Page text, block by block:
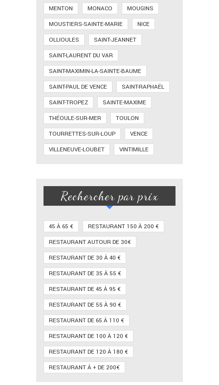
MENTON
MONACO
MOUGINS
MOUSTIERS-SAINTE-MARIE
NICE
OLLIOULES
SAINT-JEANNET
SAINT-LAURENT DU VAR
SAINT-MAXIMIN-LA-SAINTE-BAUME
SAINT-PAUL DE VENCE
SAINT-RAPHAËL
SAINT-TROPEZ
SAINTE-MAXIME
THÉOULE-SUR-MER
TOULON
TOURRETTES-SUR-LOUP
VENCE
VILLENEUVE-LOUBET
VINTIMILLE
Rechercher par prix
45 À 65 €
RESTAURANT 150 À 200 €
RESTAURANT AUTOUR DE 30€
RESTAURANT DE 30 À 40 €
RESTAURANT DE 35 À 55 €
RESTAURANT DE 45 À 95 €
RESTAURANT DE 55 À 90 €
RESTAURANT DE 65 À 110 €
RESTAURANT DE 100 À 120 €
RESTAURANT DE 120 À 180 €
RESTAURANT À + DE 200€